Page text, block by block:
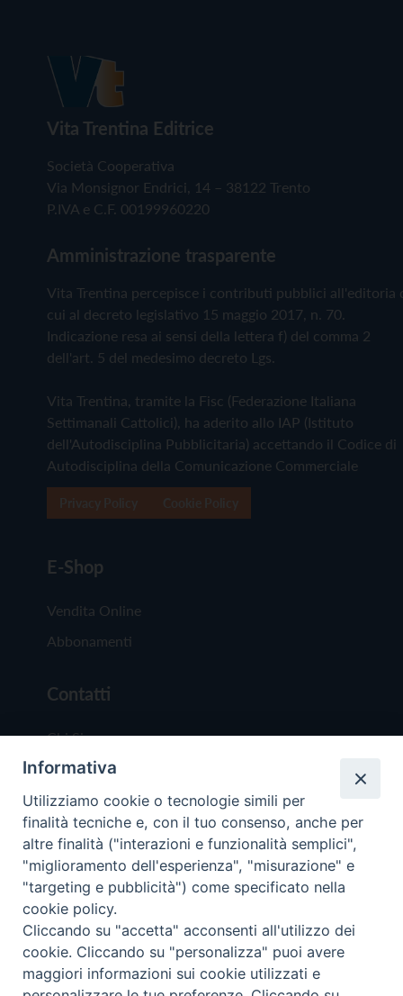
Vita Trentina Editrice
Società Cooperativa
Via Monsignor Endrici, 14 – 38122 Trento
P.IVA e C.F. 00199960220
Amministrazione trasparente
Vita Trentina percepisce i contributi pubblici all'editoria
cui al decreto legislativo 15 maggio 2017, n. 70.
Indicazione resa ai sensi della lettera f) del comma 2
dell'art. 5 del medesimo decreto Lgs.
Vita Trentina, tramite la Fisc (Federazione Italiana
Settimanali Cattolici), ha aderito allo IAP (Istituto
dell'Autodisciplina Pubblicitaria) accettando il Codice di
Autodisciplina della Comunicazione Commerciale
E-Shop
Vendita Online
Abbonamenti
Contatti
Chi Siamo
Redazione
Scrivici
Copyright © 2019 - Tutti i diritti riservati - Vita
Trentina Editrice
Privacy Policy
Informativa
Utilizziamo cookie o tecnologie simili per
finalità tecniche e, con il tuo consenso, anche per
altre finalità ("interazioni e funzionalità semplici",
"miglioramento dell'esperienza", "misurazione" e
"targeting e pubblicità") come specificato nella
cookie policy.
Cliccando su "accetta" acconsenti all'utilizzo dei
cookie. Cliccando su "personalizza" puoi avere
maggiori informazioni sui cookie utilizzati e